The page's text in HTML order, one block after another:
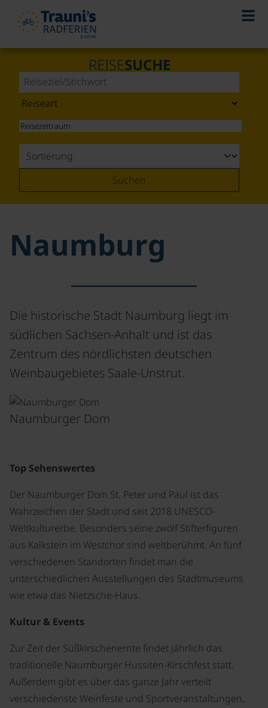
REISESUCHE
Suchen
Naumburg
Die historische Stadt Naumburg liegt im
südlichen Sachsen-Anhalt und ist das
Zentrum des nördlichsten deutschen
Weinbaugebietes Saale-Unstrut.
Naumburger Dom
Top Sehenswertes
Der Naumburger Dom St. Peter und Paul ist das
Wahrzeichen der Stadt und seit 2018 UNESCO-
Weltkulturerbe. Besonders seine zwölf Stifterfiguren
aus Kalkstein im Westchor sind weltberühmt. An fünf
verschiedenen Standorten findet man die
unterschiedlichen Ausstellungen des Stadtmuseums
wie etwa das Nietzsche-Haus.
Kultur & Events
Zur Zeit der Süßkirschenernte findet jährlich das
traditionelle Naumburger Hussiten-Kirschfest statt.
Außerdem gibt es über das ganze Jahr verteilt
verschiedenste Weinfeste und Sportveranstaltungen,